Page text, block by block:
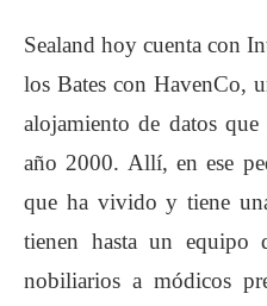
Sealand hoy cuenta con
los Bates con HavenCo,
alojamiento de datos
año 2000. Allí, en ese
que ha vivido y tiene
tienen hasta un
nobiliarios a módicos